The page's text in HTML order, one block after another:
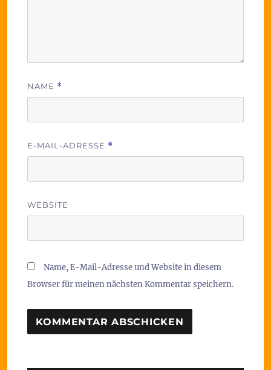
NAME *
E-MAIL-ADRESSE *
WEBSITE
Name, E-Mail-Adresse und Website in diesem
Browser für meinen nächsten Kommentar speichern.